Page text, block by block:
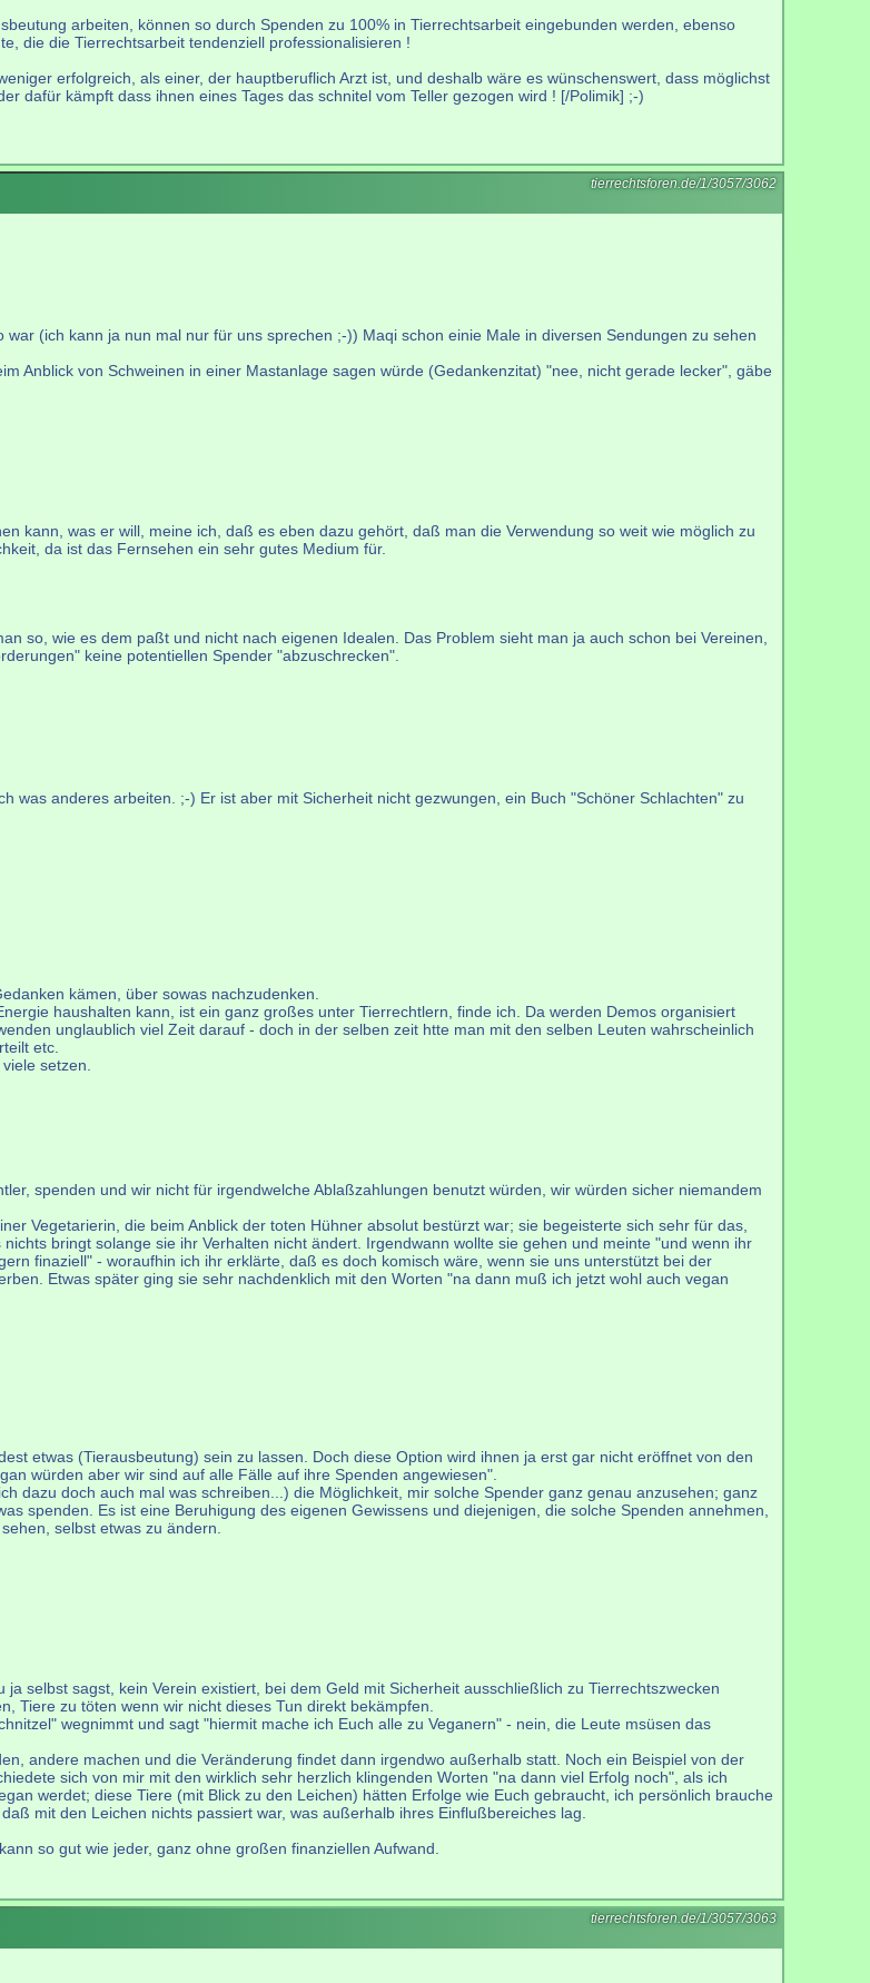
arbeiten, können so durch Spenden zu 100% in Tierrechtsarbeit eingebunden werden, ebenso
die die Tierrechtsarbeit tendenziell professionalisieren !
erfolgreich, als einer, der hauptberuflich Arzt ist, und deshalb wäre es wünschenswert, dass möglichst
dafür kämpft dass ihnen eines Tages das schnitel vom Teller gezogen wird ! [/Polimik] ;-)
tierrechtsforen.de/1/3057/3062
(ich kann ja nun mal nur für uns sprechen ;-)) Maqi schon einie Male in diversen Sendungen zu sehen
Anblick von Schweinen in einer Mastanlage sagen würde (Gedankenzitat) "nee, nicht gerade lecker", gäbe
kann, was er will, meine ich, daß es eben dazu gehört, daß man die Verwendung so weit wie möglich zu
da ist das Fernsehen ein sehr gutes Medium für.
so, wie es dem paßt und nicht nach eigenen Idealen. Das Problem sieht man ja auch schon bei Vereinen,
keine potentiellen Spender "abzuschrecken".
was anderes arbeiten. ;-) Er ist aber mit Sicherheit nicht gezwungen, ein Buch "Schöner Schlachten" zu
kämen, über sowas nachzudenken.
haushalten kann, ist ein ganz großes unter Tierrechtlern, finde ich. Da werden Demos organisiert
unglaublich viel Zeit darauf - doch in der selben zeit htte man mit den selben Leuten wahrscheinlich
etc.
setzen.
spenden und wir nicht für irgendwelche Ablaßzahlungen benutzt würden, wir würden sicher niemandem
Vegetarierin, die beim Anblick der toten Hühner absolut bestürzt war; sie begeisterte sich sehr für das,
bringt solange sie ihr Verhalten nicht ändert. Irgendwann wollte sie gehen und meinte "und wenn ihr
finaziell" - woraufhin ich ihr erklärte, daß es doch komisch wäre, wenn sie uns unterstützt bei der
Etwas später ging sie sehr nachdenklich mit den Worten "na dann muß ich jetzt wohl auch vegan
etwas (Tierausbeutung) sein zu lassen. Doch diese Option wird ihnen ja erst gar nicht eröffnet von den
würden aber wir sind auf alle Fälle auf ihre Spenden angewiesen".
dazu doch auch mal was schreiben...) die Möglichkeit, mir solche Spender ganz genau anzusehen; ganz
spenden. Es ist eine Beruhigung des eigenen Gewissens und diejenigen, die solche Spenden annehmen,
selbst etwas zu ändern.
selbst sagst, kein Verein existiert, bei dem Geld mit Sicherheit ausschließlich zu Tierrechtszwecken
Tiere zu töten wenn wir nicht dieses Tun direkt bekämpfen.
wegnimmt und sagt "hiermit mache ich Euch alle zu Veganern" - nein, die Leute msüsen das
andere machen und die Veränderung findet dann irgendwo außerhalb statt. Noch ein Beispiel von der
sich von mir mit den wirklich sehr herzlich klingenden Worten "na dann viel Erfolg noch", als ich
werdet; diese Tiere (mit Blick zu den Leichen) hätten Erfolge wie Euch gebraucht, ich persönlich brauche
mit den Leichen nichts passiert war, was außerhalb ihres Einflußbereiches lag.
so gut wie jeder, ganz ohne großen finanziellen Aufwand.
tierrechtsforen.de/1/3057/3063